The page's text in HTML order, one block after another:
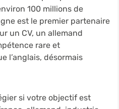
100 millions de
est le premier partenaire
un CV, un allemand
rare et
l’anglais, désormais
si votre objectif est